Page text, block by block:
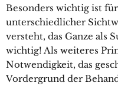
Besonders wichtig ist
unterschiedlicher
versteht, das Ganze als
wichtig! Als weiteres
Notwendigkeit, das
Vordergrund der